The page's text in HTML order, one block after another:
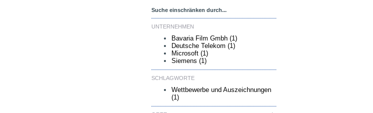
Suche einschränken durch...
UNTERNEHMEN
Bavaria Film Gmbh (1)
Deutsche Telekom (1)
Microsoft (1)
Siemens (1)
SCHLAGWORTE
Wettbewerbe und Auszeichnungen
(1)